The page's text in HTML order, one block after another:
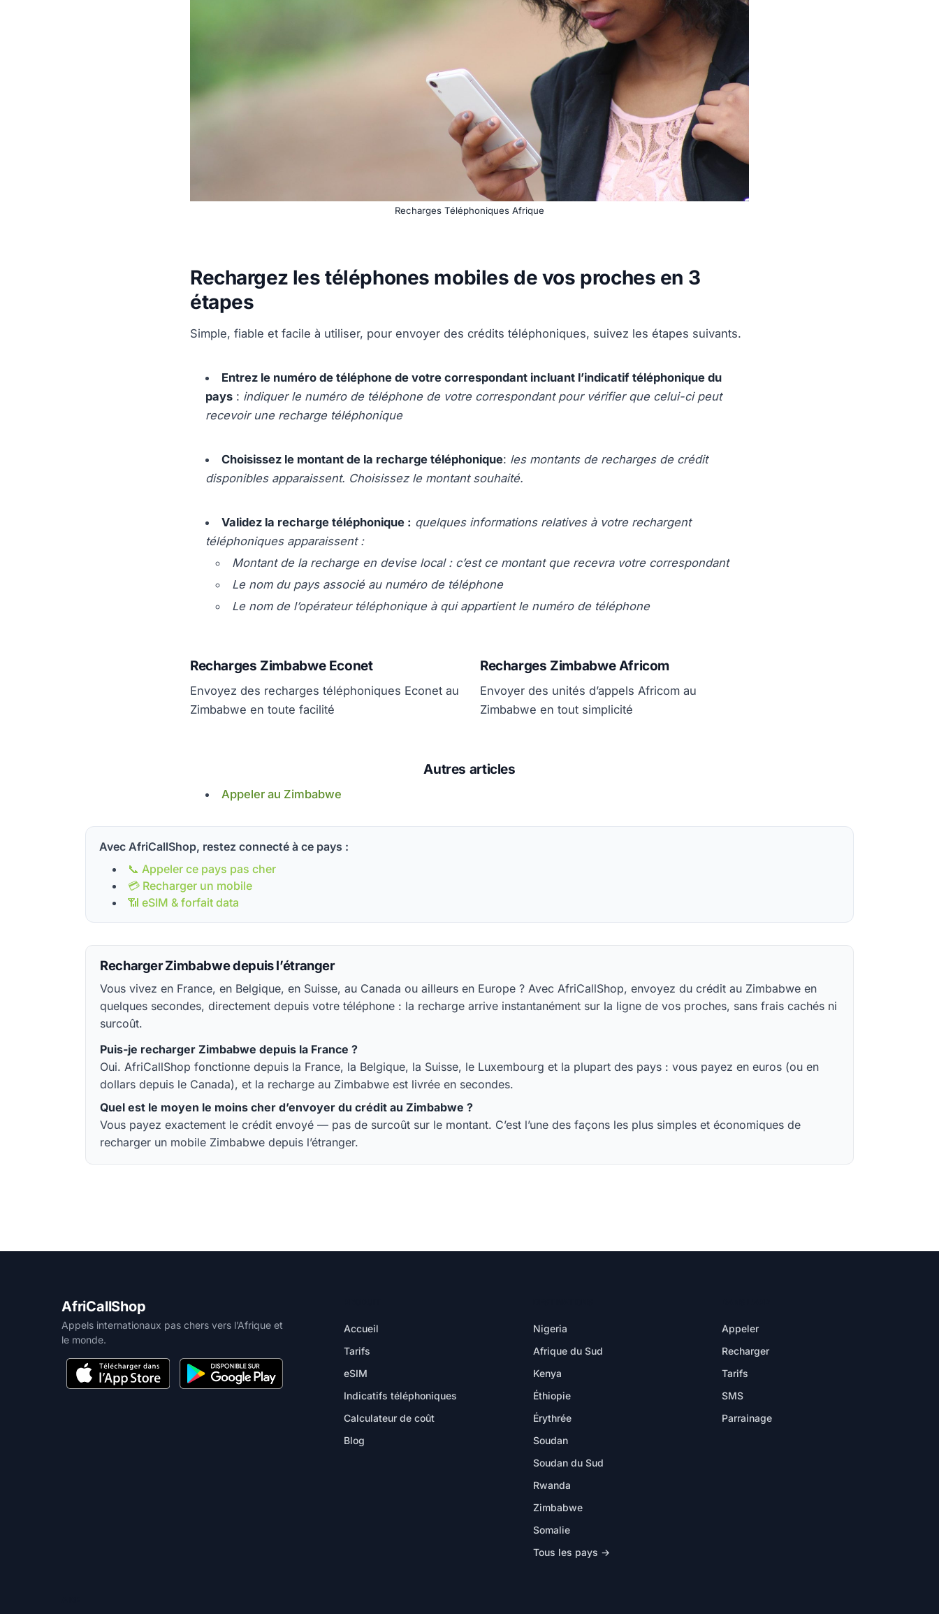
Recharges Téléphoniques Afrique
Rechargez les téléphones mobiles de vos proches en 3
étapes
Simple, fiable et facile à utiliser, pour envoyer des crédits téléphoniques, suivez les étapes suivants.
Entrez le numéro de téléphone de votre correspondant incluant l’indicatif téléphonique du
pays : indiquer le numéro de téléphone de votre correspondant pour vérifier que celui-ci peut
recevoir une recharge téléphonique
Choisissez le montant de la recharge téléphonique: les montants de recharges de crédit
disponibles apparaissent. Choisissez le montant souhaité.
Validez la recharge téléphonique : quelques informations relatives à votre rechargent
téléphoniques apparaissent :
Montant de la recharge en devise local : c’est ce montant que recevra votre correspondant
Le nom du pays associé au numéro de téléphone
Le nom de l’opérateur téléphonique à qui appartient le numéro de téléphone
Recharges Zimbabwe Econet
Envoyez des recharges téléphoniques Econet au
Zimbabwe en toute facilité
Recharges Zimbabwe Africom
Envoyer des unités d’appels Africom au
Zimbabwe en tout simplicité
Autres articles
Appeler au Zimbabwe
Avec AfriCallShop, restez connecté à ce pays :
📞 Appeler ce pays pas cher
💳 Recharger un mobile
📶 eSIM & forfait data
Recharger Zimbabwe depuis l’étranger
Vous vivez en France, en Belgique, en Suisse, au Canada ou ailleurs en Europe ? Avec AfriCallShop, envoyez du crédit au Zimbabwe en
quelques secondes, directement depuis votre téléphone : la recharge arrive instantanément sur la ligne de vos proches, sans frais cachés ni
surcoût.
Puis-je recharger Zimbabwe depuis la France ?
Oui. AfriCallShop fonctionne depuis la France, la Belgique, la Suisse, le Luxembourg et la plupart des pays : vous payez en euros (ou en
dollars depuis le Canada), et la recharge au Zimbabwe est livrée en secondes.
Quel est le moyen le moins cher d’envoyer du crédit au Zimbabwe ?
Vous payez exactement le crédit envoyé — pas de surcoût sur le montant. C’est l’une des façons les plus simples et économiques de
recharger un mobile Zimbabwe depuis l’étranger.
AfriCallShop
Appels internationaux pas chers vers l’Afrique et
le monde.
Accueil
Tarifs
eSIM
Indicatifs téléphoniques
Calculateur de coût
Blog
Nigeria
Afrique du Sud
Kenya
Éthiopie
Érythrée
Soudan
Soudan du Sud
Rwanda
Zimbabwe
Somalie
Tous les pays →
Appeler
Recharger
Tarifs
SMS
Parrainage